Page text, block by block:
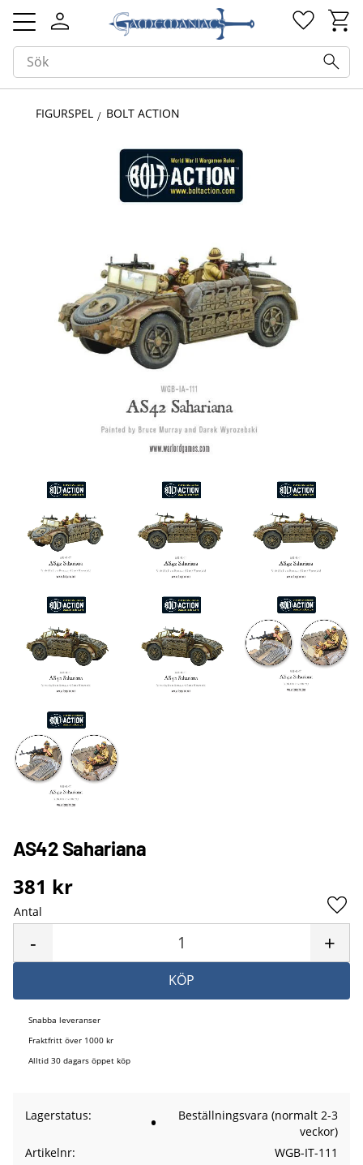
Meny
FIGURSPEL BOLT ACTION
AS42 Sahariana
381 kr
Antal
+
-
KÖP
Snabba leveranser
Fraktfritt över 1000 kr
Alltid 30 dagars öppet köp
Lagerstatus
Beställningsvara (normalt 2-3
veckor)
Artikelnr
WGB-IT-111